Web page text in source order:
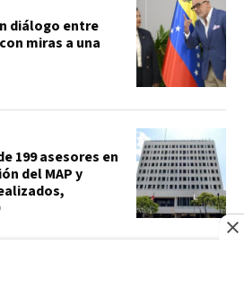
diálogo entre
miras a una
199 asesores en
del MAP y